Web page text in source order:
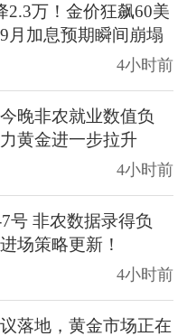
2.3万！金价狂飙60美
月加息预期瞬间崩塌
4小时前
晚非农就业数值负
黄金进一步拉升
4小时前
号 非农数据录得负
场策略更新！
4小时前
落地，黄金市场正在